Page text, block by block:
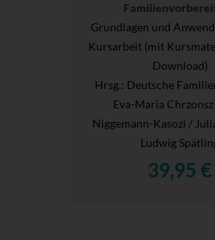
Grundlagen und
Kursarbeit (mit
Download)
Hrsg.: Deutsche
Eva-Maria Chrzonsz
Niggemann-Kasozi /
Ludwig
39,95 €